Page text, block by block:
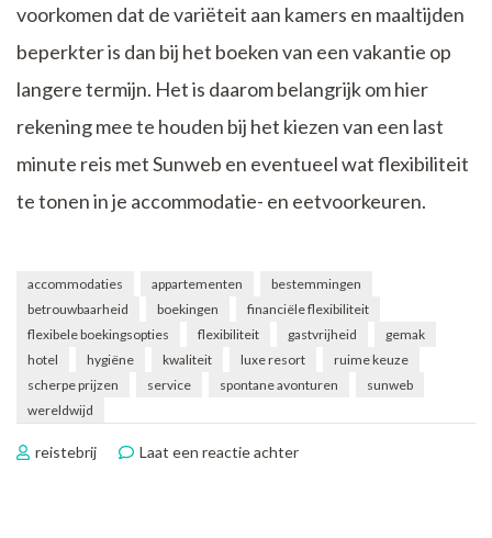
voorkomen dat de variëteit aan kamers en maaltijden
beperkter is dan bij het boeken van een vakantie op
langere termijn. Het is daarom belangrijk om hier
rekening mee te houden bij het kiezen van een last
minute reis met Sunweb en eventueel wat flexibiliteit
te tonen in je accommodatie- en eetvoorkeuren.
accommodaties appartementen
bestemmingen
betrouwbaarheid
boekingen
financiële flexibiliteit
flexibele boekingsopties
flexibiliteit gastvrijheid
gemak
hotel
hygiëne kwaliteit luxe resort
ruime keuze
scherpe prijzen
service spontane avonturen
sunweb
wereldwijd
reistebrij Laat een reactie achterop